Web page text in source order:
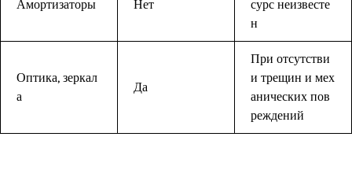
Амортизаторы Нет
сурс неизвесте
н
Оптика, зеркал
а
Да
При отсутстви
и трещин и мех
анических пов
реждений